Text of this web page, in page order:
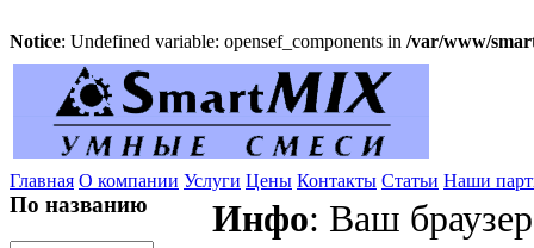
Notice: Undefined variable: opensef_components in /var/www/
Главная О компании Услуги Цены Контакты Статьи Наши
По названию Инфо: Ваш